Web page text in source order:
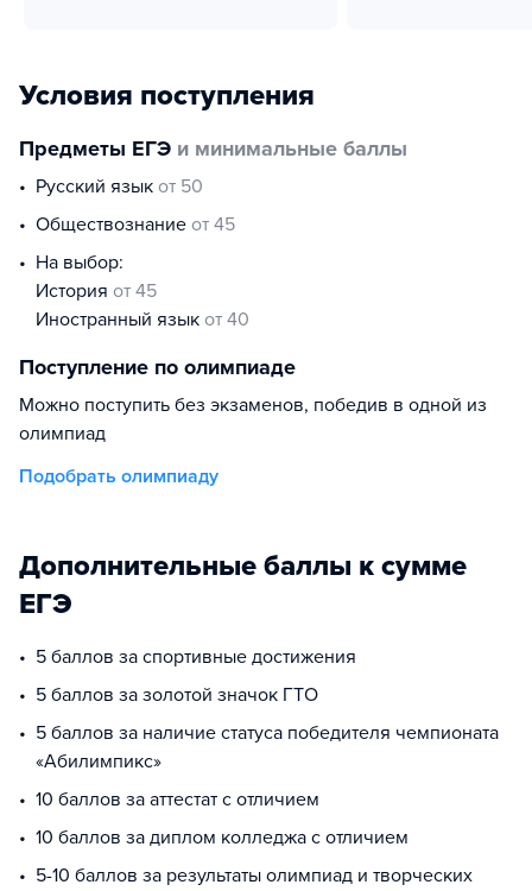
Условия поступления
Предметы ЕГЭ и минимальные баллы
русский язык от 50
обществознание от 45
На выбор:
история от 45
иностранный язык от 40
Поступление по олимпиаде
Можно поступить без экзаменов, победив в одной из
олимпиад
Подобрать олимпиаду
Дополнительные баллы к сумме
ЕГЭ
5 баллов за спортивные достижения
5 баллов за золотой значок ГТО
5 баллов за наличие статуса победителя чемпионата
«Абилимпикс»
10 баллов за аттестат с отличием
10 баллов за диплом колледжа с отличием
5-10 баллов за результаты олимпиад и творческих